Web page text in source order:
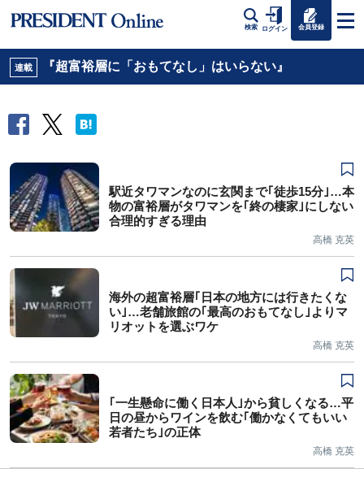
検索 ログイン 会員登録
連載 『超富裕層に「おもてなし」はいらない』
駅近タワマンなのに玄関まで｢徒歩15分｣…本
物の富裕層がタワマンを｢終の棲家｣にしない
合理的すぎる理由
高橋 克英
海外の超富裕層｢日本の地方には行きたくな
い｣…老舗旅館の｢最高のおもてなし｣よりマ
リオットを選ぶワケ
高橋 克英
｢一生懸命に働く日本人｣から貧しくなる…平
日の昼からワインを飲む｢働かなくてもいい
若者たち｣の正体
高橋 克英